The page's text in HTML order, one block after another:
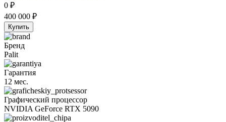
0 ₽
400 000 ₽
Купить
Бренд
Palit
Гарантия
12 мес.
Графический процессор
NVIDIA GeForce RTX 5090